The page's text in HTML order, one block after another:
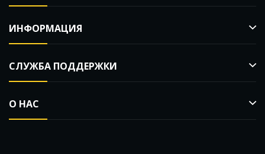
ИНФОРМАЦИЯ
СЛУЖБА ПОДДЕРЖКИ
О НАС